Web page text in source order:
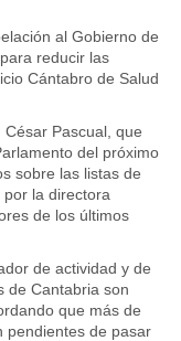
al Gobierno de
reducir las
Cántabro de Salud
Pascual, que
del próximo
sobre las listas de
la directora
de los últimos
de actividad y de
de Cantabria son
que más de
pendientes de pasar